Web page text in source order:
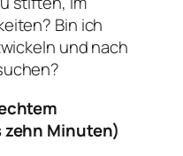
Bin ich
und nach
Minuten)